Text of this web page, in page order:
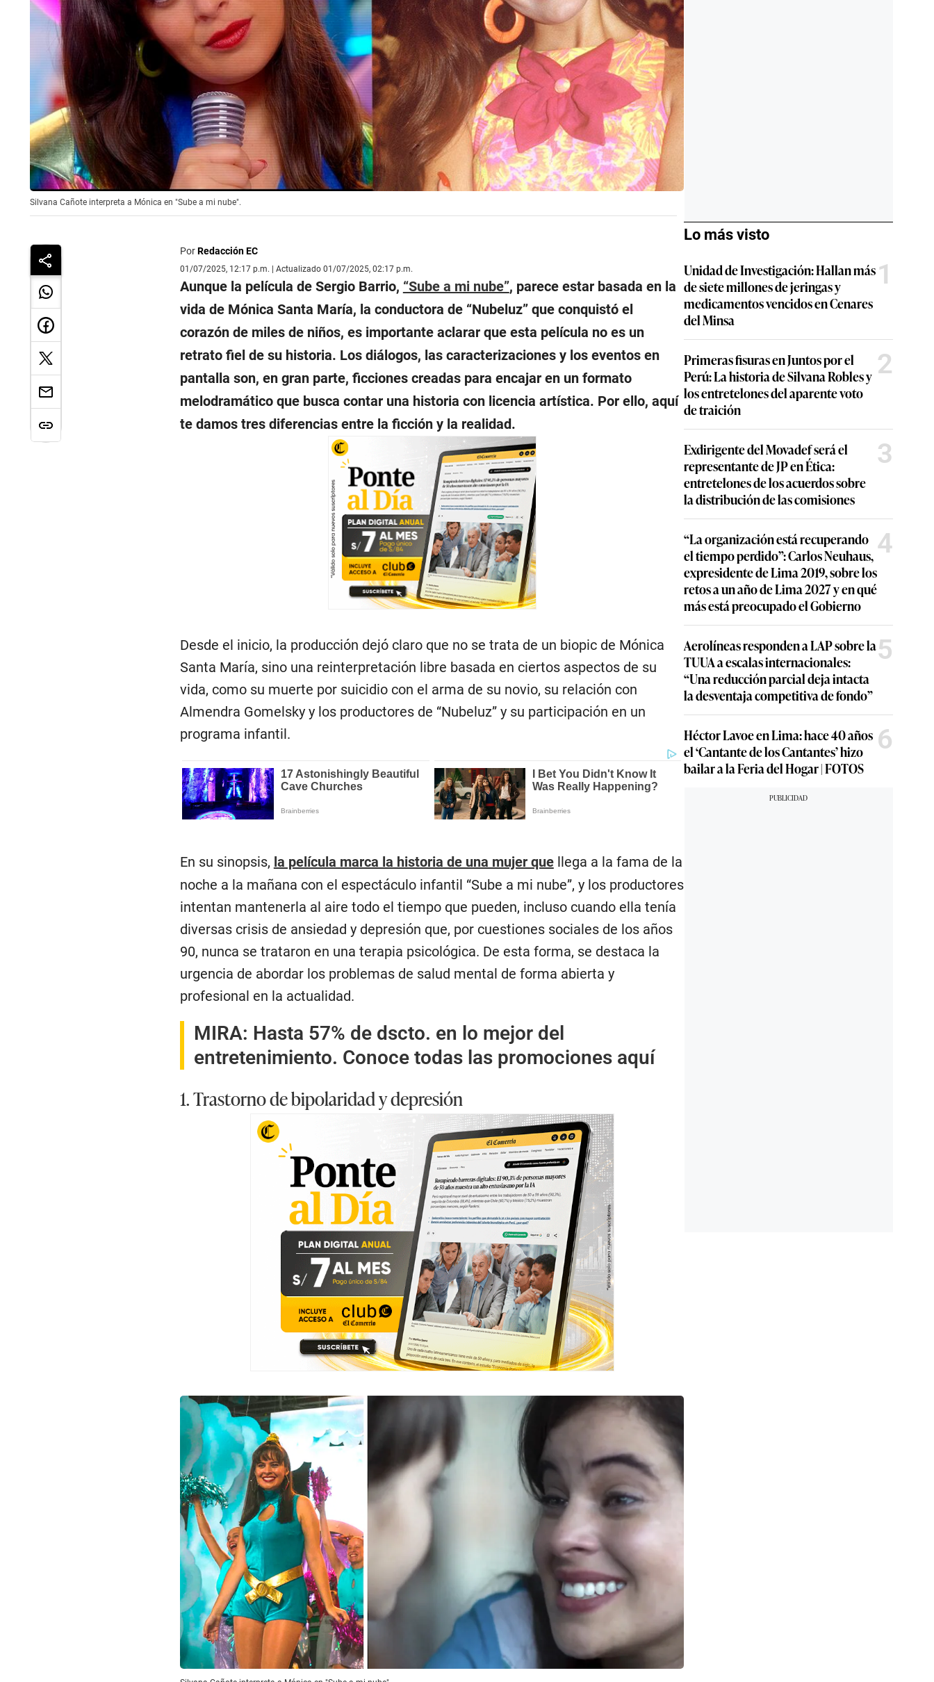
Silvana Cañote interpreta a Mónica en "Sube a mi nube".
PorRedacción EC
01/07/2025, 12:17 p.m. | Actualizado 01/07/2025, 02:17 p.m.
Aunque la película de Sergio Barrio, “Sube a mi nube”, parece estar basada en la
vida de Mónica Santa María, la conductora de “Nubeluz” que conquistó el
corazón de miles de niños, es importante aclarar que esta película no es un
retrato fiel de su historia. Los diálogos, las caracterizaciones y los eventos en
pantalla son, en gran parte, ficciones creadas para encajar en un formato
melodramático que busca contar una historia con licencia artística. Por ello, aquí
te damos tres diferencias entre la ficción y la realidad.
Desde el inicio, la producción dejó claro que no se trata de un biopic de Mónica
Santa María, sino una reinterpretación libre basada en ciertos aspectos de su
vida, como su muerte por suicidio con el arma de su novio, su relación con
Almendra Gomelsky y los productores de “Nubeluz” y su participación en un
programa infantil.
En su sinopsis, la película marca la historia de una mujer quellega a la fama de la
noche a la mañana con el espectáculo infantil “Sube a mi nube”, y los productores
intentan mantenerla al aire todo el tiempo que pueden, incluso cuando ella tenía
diversas crisis de ansiedad y depresión que, por cuestiones sociales de los años
90, nunca se trataron en una terapia psicológica. De esta forma, se destaca la
urgencia de abordar los problemas de salud mental de forma abierta y
profesional en la actualidad.
MIRA: Hasta 57% de dscto. en lo mejor del
entretenimiento. Conoce todas las promociones aquí
1. Trastorno de bipolaridad y depresión
Lo más visto
Unidad de Investigación: Hallan más
de siete millones de jeringas y
medicamentos vencidos en Cenares
del Minsa
1
Primeras fisuras en Juntos por el
Perú: La historia de Silvana Robles y
los entretelones del aparente voto
de traición
2
Exdirigente del Movadef será el
representante de JP en Ética:
entretelones de los acuerdos sobre
la distribución de las comisiones
3
“La organización está recuperando
el tiempo perdido”: Carlos Neuhaus,
expresidente de Lima 2019, sobre los
retos a un año de Lima 2027 y en qué
más está preocupado el Gobierno
4
Aerolíneas responden a LAP sobre la
TUUA a escalas internacionales:
“Una reducción parcial deja intacta
la desventaja competitiva de fondo”
5
Héctor Lavoe en Lima: hace 40 años
el ‘Cantante de los Cantantes’ hizo
bailar a la Feria del Hogar | FOTOS
6